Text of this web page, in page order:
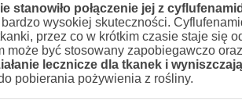
stanowiło połączenie jej z
wysokiej skuteczności.
przez co w krótkim czasie staje się
może być stosowany zapobiegawczo
lecznicze dla tkanek i
pobierania pożywienia z rośliny.